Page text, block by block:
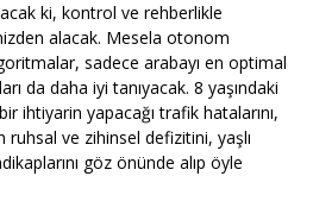
ki, kontrol ve rehberlikle
alacak. Mesela otonom
sadece arabayı en optimal
da daha iyi tanıyacak. 8 yaşındaki
ihtiyarin yapacağı trafik hatalarını,
ve zihinsel defizitini, yaşlı
göz önünde alıp öyle